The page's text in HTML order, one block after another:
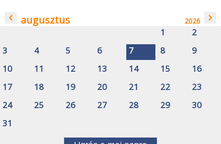
navigate_before augusztus 2026 navigate_next
1
2
3
4 5 6 7 8
9
10
11 12 13 14 15
16
17
18 19 20 21 22
23
24
25 26 27 28 29
30
31